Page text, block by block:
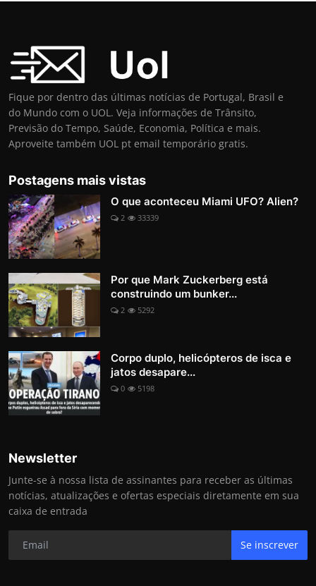
Fique por dentro das últimas notícias de Portugal, Brasil e
do Mundo com o UOL. Veja informações de Trânsito,
Previsão do Tempo, Saúde, Economia, Política e mais.
Aproveite também UOL pt email temporário gratis.
Postagens mais vistas
O que aconteceu Miami UFO? Alien?
2 33339
Por que Mark Zuckerberg está
construindo um bunker...
2 5292
Corpo duplo, helicópteros de isca e
jatos desapare...
0 5198
Newsletter
Junte-se à nossa lista de assinantes para receber as últimas
notícias, atualizações e ofertas especiais diretamente em sua
caixa de entrada
Se inscrever